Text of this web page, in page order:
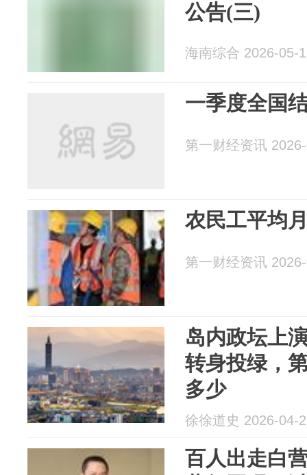
公告(三)
海南综合 2026-05-
一季度全国
第一财经资讯
农民工平均
第一财经资讯
岛内政坛上
转身投绿，
多少
徐徐道史 2026-04-
百人出走白